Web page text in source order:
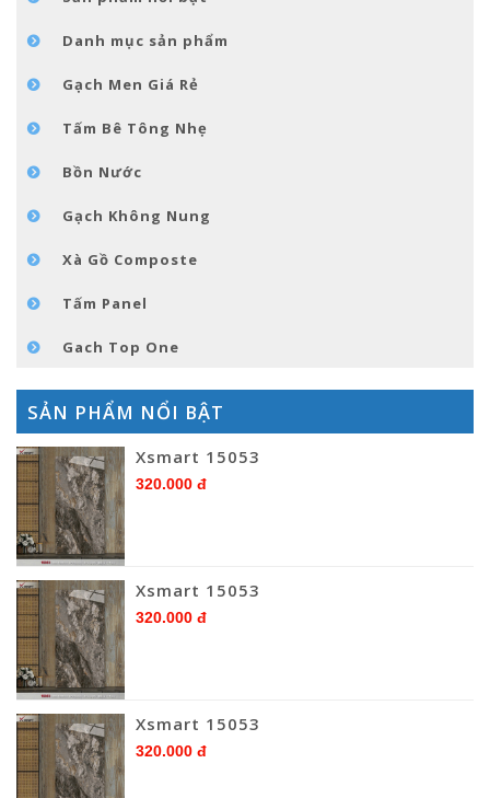
LIÊN HỆDanh mục sản phẩm
Gạch Men Giá Rẻ
Tấm Bê Tông Nhẹ
Bồn Nước
Gạch Không Nung
Xà Gồ Composte
Tấm Panel
Gach Top One
SẢN PHẨM NỔI BẬT
Xsmart 15053
320.000 đ
Xsmart 15053
320.000 đ
Xsmart 15053
320.000 đ